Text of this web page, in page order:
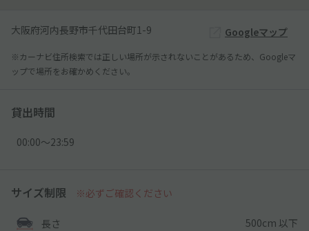
大阪府河内長野市千代田台町1-9 Googleマップ
※カーナビ住所検索では正しい場所が示されないことがあるため、Googleマ
ップで場所をお確かめください。
貸出時間
00:00〜23:59
サイズ制限 ※必ずご確認ください
長さ 500cm 以下